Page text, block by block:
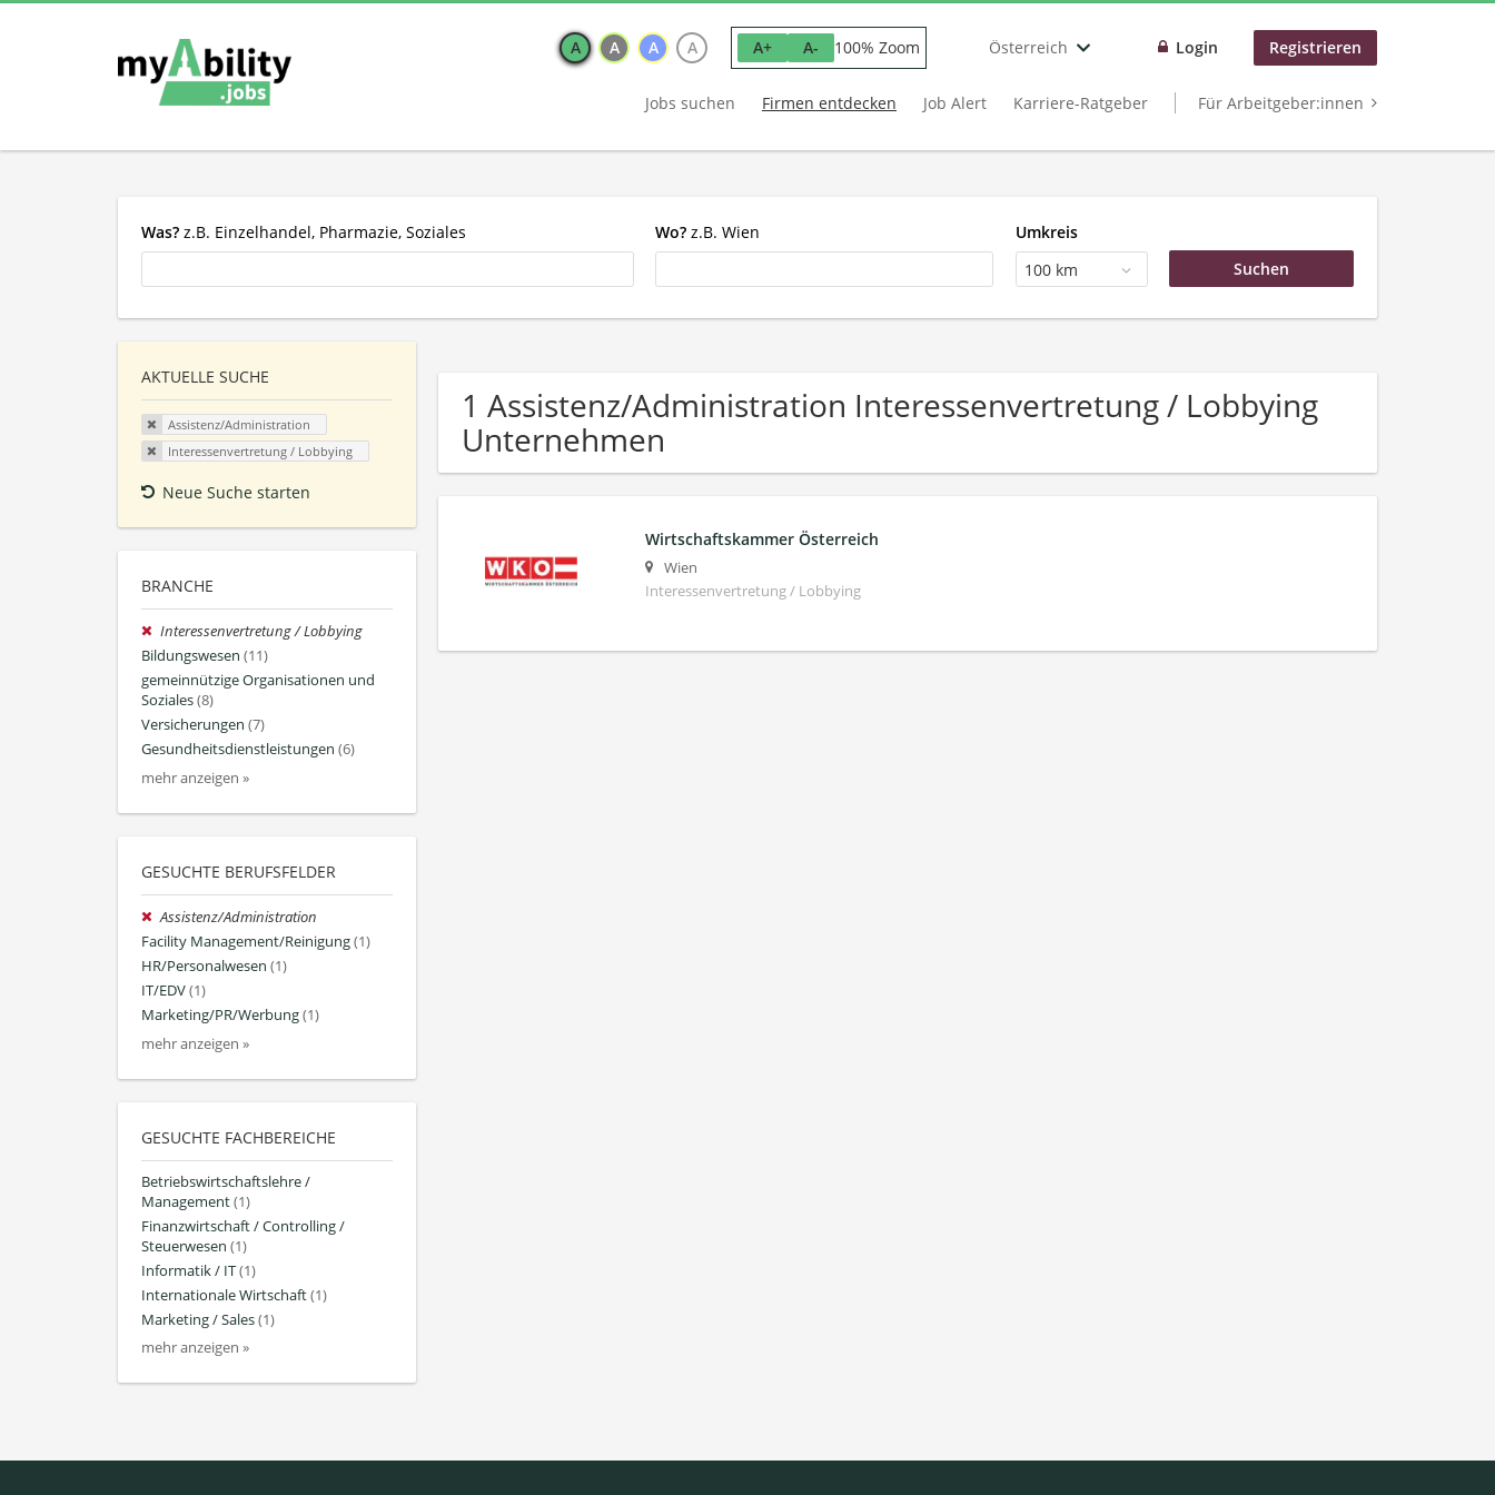
A A A A A+ A- 100% Zoom Österreich Login Registrieren
Jobs suchen Firmen entdecken Job Alert Karriere-Ratgeber Für Arbeitgeber:innen
Was? z.B. Einzelhandel, Pharmazie, Soziales Wo? z.B. Wien
Umkreis
100 km
AKTUELLE SUCHE
Assistenz/Administration
Interessenvertretung / Lobbying
Neue Suche starten
BRANCHE
Interessenvertretung / Lobbying
Bildungswesen (11)
gemeinnützige Organisationen und
Soziales(8)
Versicherungen (7)
Gesundheitsdienstleistungen (6)
mehr anzeigen »
GESUCHTE BERUFSFELDER
Assistenz/Administration
Facility Management/Reinigung(1)
HR/Personalwesen (1)
IT/EDV(1)
Marketing/PR/Werbung(1)
mehr anzeigen »
GESUCHTE FACHBEREICHE
Betriebswirtschaftslehre /
Management(1)
Finanzwirtschaft / Controlling /
Steuerwesen (1)
Informatik / IT(1)
Internationale Wirtschaft(1)
Marketing / Sales(1)
mehr anzeigen »
1 Assistenz/Administration Interessenvertretung / Lobbying
Unternehmen
Wirtschaftskammer Österreich
Wien
Interessenvertretung / Lobbying